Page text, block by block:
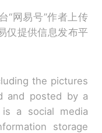
“网易号”作者上传
仅提供信息发布平
the pictures
and posted by a
a social media
storage